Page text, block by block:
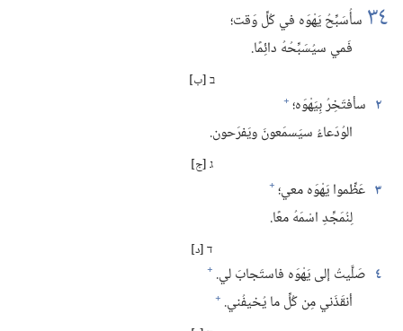
٣٤ سأُسَبِّحُ يَهْوَه في كُلِّ وَقت؛‏
فَمي سيُسَبِّحُهُ دائِمًا.‏
ב [ب]
٢ سأفتَخِرُ بِيَهْوَه؛‏ +
الوُدَعاءُ سيَسمَعونَ ويَفرَحون.‏
ג [ج]
٣ عَظِّموا يَهْوَه معي؛‏ +
لِنُمَجِّدِ اسْمَهُ معًا.‏
ד [د]
٤ صَلَّيتُ إلى يَهْوَه فاستَجابَ لي.‏ +
أنقَذَني مِن كُلِّ ما يُخيفُني.‏ +